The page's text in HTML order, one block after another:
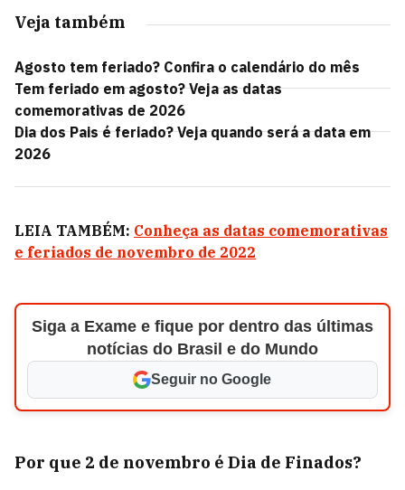
Veja também
Agosto tem feriado? Confira o calendário do mês
Tem feriado em agosto? Veja as datas
comemorativas de 2026
Dia dos Pais é feriado? Veja quando será a data em
2026
LEIA TAMBÉM: Conheça as datas comemorativas
e feriados de novembro de 2022
Siga a Exame e fique por dentro das últimas
notícias do Brasil e do Mundo
Seguir no Google
Por que 2 de novembro é Dia de Finados?